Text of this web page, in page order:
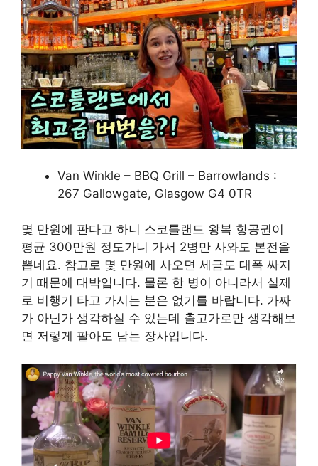
Van Winkle – BBQ Grill – Barrowlands :
267 Gallowgate, Glasgow G4 0TR
몇 만원에 판다고 하니 스코틀랜드 왕복 항공권이
평균 300만원 정도가니 가서 2병만 사와도 본전을
뽑네요. 참고로 몇 만원에 사오면 세금도 대폭 싸지
기 때문에 대박입니다. 물론 한 병이 아니라서 실제
로 비행기 타고 가시는 분은 없기를 바랍니다. 가짜
가 아닌가 생각하실 수 있는데 출고가로만 생각해보
면 저렇게 팔아도 남는 장사입니다.